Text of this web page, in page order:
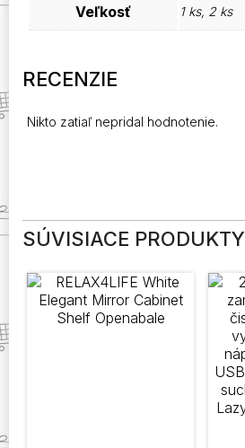
Veľkosť 1 ks, 2 ks
RECENZIE
Nikto zatiaľ nepridal hodnotenie.
SÚVISIACE PRODUKTY